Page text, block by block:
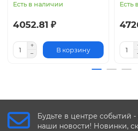
Есть в наличии
4052.81 ₽
В корзину
Есть
Будьте в центре событий
наши новости! Новинки,